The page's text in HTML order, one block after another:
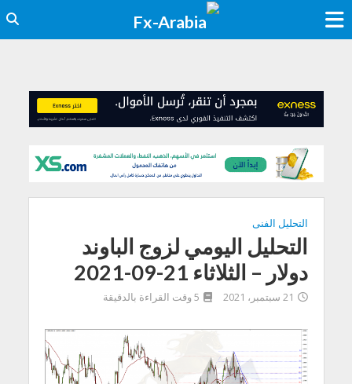
التحليل الفنى
التحليل اليومي لزوج الباوند
دولار – الثلاثاء 21-09-2021
21 سبتمبر، 2021 5 وقت القراءة بالدقيقة